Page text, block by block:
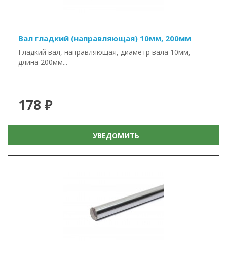
Вал гладкий (направляющая) 10мм, 200мм
Гладкий вал, направляющая, диаметр вала 10мм,
длина 200мм...
178 ₽
УВЕДОМИТЬ